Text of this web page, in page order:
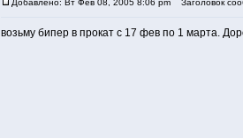
Добавлено: Вт Фев 08, 2005 8:06 pm Заголовок
возьму бипер в прокат с 17 фев по 1 марта.